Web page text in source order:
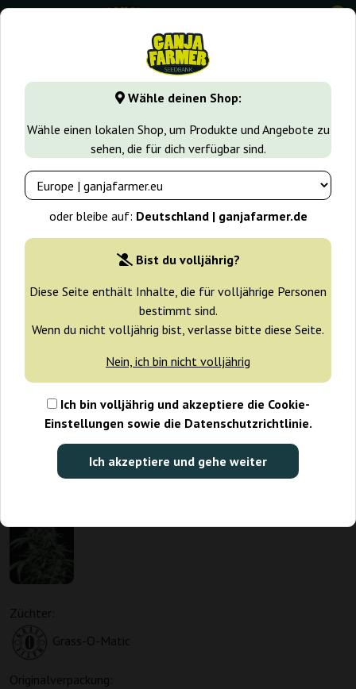
Wähle deinen Shop:
Wähle einen lokalen Shop, um Produkte und Angebote zu
sehen, die für dich verfügbar sind.
oder bleibe auf: Deutschland | ganjafarmer.de
Bist du volljährig?
Diese Seite enthält Inhalte, die für volljährige Personen
bestimmt sind.
Wenn du nicht volljährig bist, verlasse bitte diese Seite.
Nein, ich bin nicht volljährig
Ich bin volljährig und akzeptiere die Cookie-
Einstellungen sowie die Datenschutzrichtlinie.
Ich akzeptiere und gehe weiter
0
GanjaFarmer.de Cannabissorten Haze Maxi Haze
Züchter:
Grass-O-Matic
Originalverpackung: